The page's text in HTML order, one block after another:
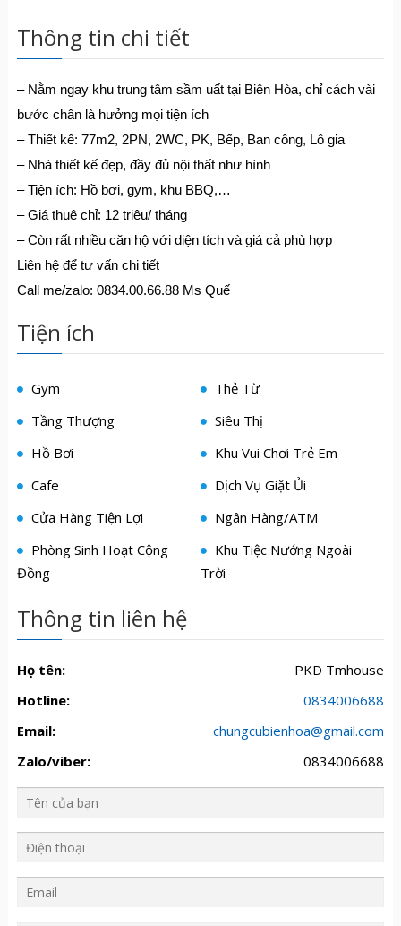
Thông tin chi tiết
– Nằm ngay khu trung tâm sầm uất tại Biên Hòa, chỉ cách vài
bước chân là hưởng mọi tiện ích
– Thiết kế: 77m2, 2PN, 2WC, PK, Bếp, Ban công, Lô gia
– Nhà thiết kế đẹp, đầy đủ nội thất như hình
– Tiện ích: Hồ bơi, gym, khu BBQ,…
– Giá thuê chỉ: 12 triệu/ tháng
– Còn rất nhiều căn hộ với diện tích và giá cả phù hợp
Liên hệ để tư vấn chi tiết
Call me/zalo: 0834.00.66.88 Ms Quế
Tiện ích
Gym
Thẻ Từ
Tầng Thượng
Siêu Thị
Hồ Bơi
Khu Vui Chơi Trẻ Em
Cafe
Dịch Vụ Giặt Ủi
Cửa Hàng Tiện Lợi
Ngân Hàng/ATM
Phòng Sinh Hoạt Cộng
Đồng
Khu Tiệc Nướng Ngoài
Trời
Thông tin liên hệ
Họ tên:
PKD Tmhouse
Hotline:
0834006688
Email:
chungcubienhoa@gmail.com
Zalo/viber:
0834006688